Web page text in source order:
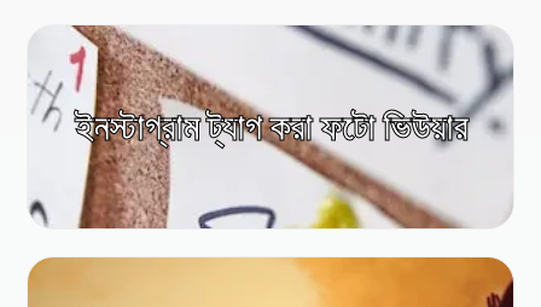
ইনস্টাগ্রাম ট্যাগ করা ফটো ভিউয়ার